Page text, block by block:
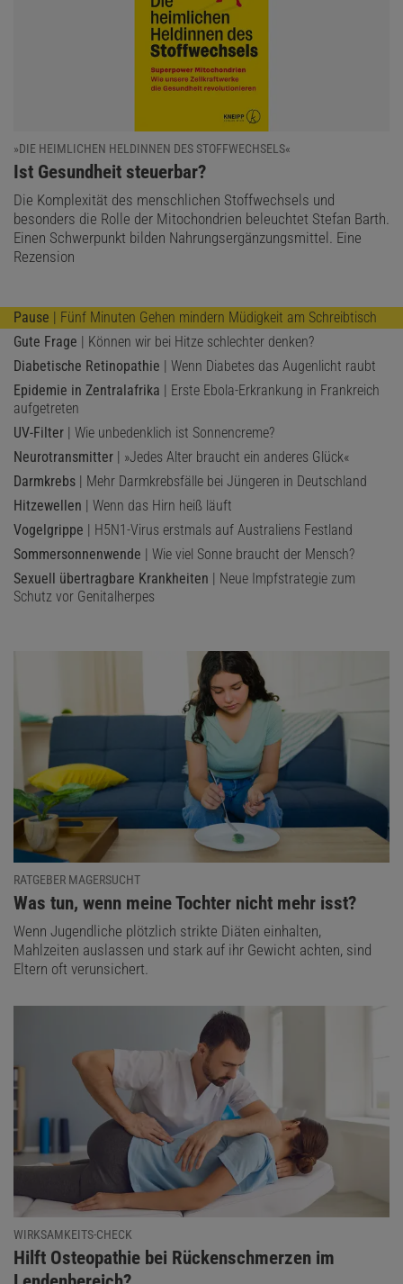
»DIE HEIMLICHEN HELDINNEN DES STOFFWECHSELS«
:Ist Gesundheit steuerbar?
Die Komplexität des menschlichen Stoffwechsels und
besonders die Rolle der Mitochondrien beleuchtet Stefan Barth.
Einen Schwerpunkt bilden Nahrungsergänzungsmittel. Eine
Rezension
Pause | Fünf Minuten Gehen mindern Müdigkeit am Schreibtisch
Gute Frage | Können wir bei Hitze schlechter denken?
Diabetische Retinopathie | Wenn Diabetes das Augenlicht raubt
Epidemie in Zentralafrika | Erste Ebola-Erkrankung in Frankreich
aufgetreten
UV-Filter | Wie unbedenklich ist Sonnencreme?
Neurotransmitter | »Jedes Alter braucht ein anderes Glück«
Darmkrebs | Mehr Darmkrebsfälle bei Jüngeren in Deutschland
Hitzewellen | Wenn das Hirn heiß läuft
Vogelgrippe | H5N1-Virus erstmals auf Australiens Festland
Sommersonnenwende | Wie viel Sonne braucht der Mensch?
Sexuell übertragbare Krankheiten | Neue Impfstrategie zum
Schutz vor Genitalherpes
RATGEBER MAGERSUCHT
:
Was tun, wenn meine Tochter nicht mehr isst?
Wenn Jugendliche plötzlich strikte Diäten einhalten,
Mahlzeiten auslassen und stark auf ihr Gewicht achten, sind
Eltern oft verunsichert.
WIRKSAMKEITS-CHECK
:
Hilft Osteopathie bei Rückenschmerzen im